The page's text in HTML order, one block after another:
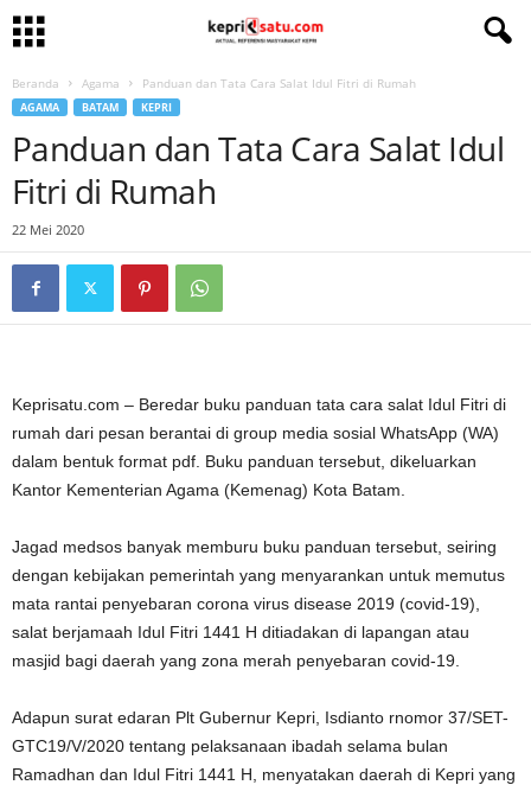
Beranda Agama Panduan dan Tata Cara Salat Idul Fitri di Rumah
AGAMA BATAM KEPRI
Panduan dan Tata Cara Salat Idul
Fitri di Rumah
22 Mei 2020
Keprisatu.com – Beredar buku panduan tata cara salat Idul Fitri di
rumah dari pesan berantai di group media sosial WhatsApp (WA)
dalam bentuk format pdf. Buku panduan tersebut, dikeluarkan
Kantor Kementerian Agama (Kemenag) Kota Batam.
Jagad medsos banyak memburu buku panduan tersebut, seiring
dengan kebijakan pemerintah yang menyarankan untuk memutus
mata rantai penyebaran corona virus disease 2019 (covid-19),
salat berjamaah Idul Fitri 1441 H ditiadakan di lapangan atau
masjid bagi daerah yang zona merah penyebaran covid-19.
Adapun surat edaran Plt Gubernur Kepri, Isdianto rnomor 37/SET-
GTC19/V/2020 tentang pelaksanaan ibadah selama bulan
Ramadhan dan Idul Fitri 1441 H, menyatakan daerah di Kepri yang